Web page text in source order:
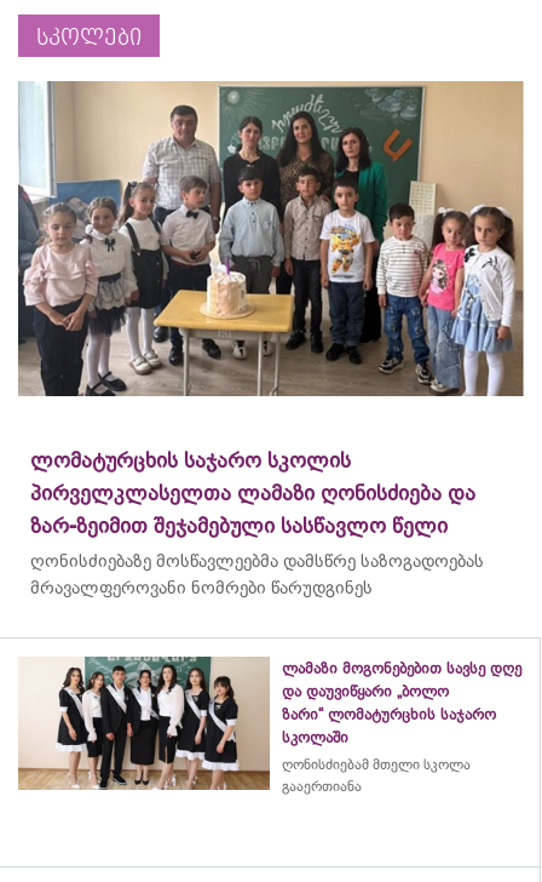
სკოლები
ლომატურცხის საჯარო სკოლის
პირველკლასელთა ლამაზი ღონისძიება და
ზარ-ზეიმით შეჯამებული სასწავლო წელი
ღონისძიებაზე მოსწავლეებმა დამსწრე საზოგადოებას
მრავალფეროვანი ნომრები წარუდგინეს
ლამაზი მოგონებებით სავსე დღე
და დაუვიწყარი „ბოლო
ზარი“ ლომატურცხის საჯარო
სკოლაში
ღონისძიებამ მთელი სკოლა
გააერთიანა